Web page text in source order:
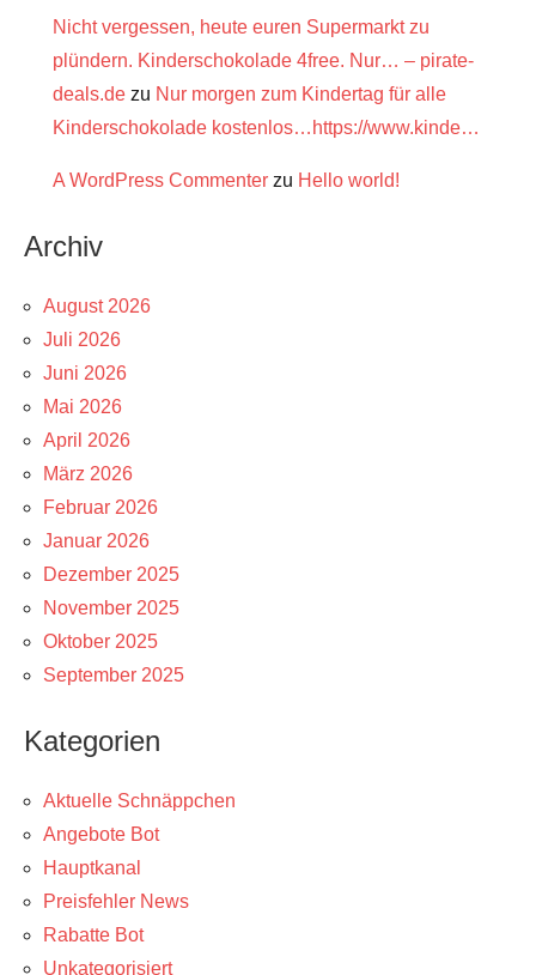
Nicht vergessen, heute euren Supermarkt zu
plündern. Kinderschokolade 4free. Nur… – pirate-
deals.de zu Nur morgen zum Kindertag für alle
Kinderschokolade kostenlos…https://www.kinde…
A WordPress Commenter zu Hello world!
Archiv
August 2026
Juli 2026
Juni 2026
Mai 2026
April 2026
März 2026
Februar 2026
Januar 2026
Dezember 2025
November 2025
Oktober 2025
September 2025
Kategorien
Aktuelle Schnäppchen
Angebote Bot
Hauptkanal
Preisfehler News
Rabatte Bot
Unkategorisiert